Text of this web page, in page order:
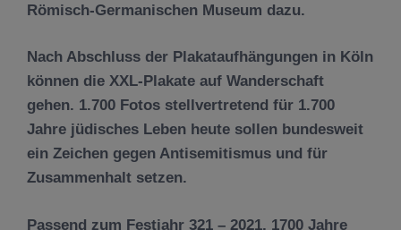
Römisch-Germanischen Museum dazu.
Nach Abschluss der Plakataufhängungen in Köln
können die XXL-Plakate auf Wanderschaft
gehen. 1.700 Fotos stellvertretend für 1.700
Jahre jüdisches Leben heute sollen bundesweit
ein Zeichen gegen Antisemitismus und für
Zusammenhalt setzen.
Passend zum Festjahr 321 – 2021, 1700 Jahre